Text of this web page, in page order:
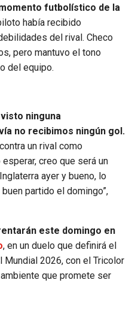
futbolístico de la
había recibido
del rival. Checo
pero mantuvo el tono
del equipo.
ninguna
no recibimos ningún gol.
un rival como
creo que será un
ayer y bueno, lo
partido el domingo”,
este domingo en
, en un duelo que definirá el
2026, con el Tricolor
que promete ser